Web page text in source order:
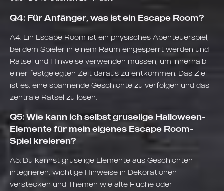
Q4: Für Anfänger, was ist ein Escape Room?
A4: Ein Escape Room ist ein physisches Abenteuerspiel,
bei dem Spieler in einem Raum eingesperrt werden und
Rätsel und Hinweise verwenden müssen, um innerhalb
einer festgelegten Zeit daraus zu entkommen. Das Ziel
ist es, eine spannende Geschichte zu verfolgen und das
zentrale Rätsel zu lösen.
Q5: Wie kann ich selbst gruselige Halloween-
Elemente für mein eigenes Escape Room-
Spiel kreieren?
A5: Du kannst gruselige Elemente aus Geschichten
integrieren, wichtige Hinweise in Dekorationen
verstecken und Themen wie alte Flüche oder